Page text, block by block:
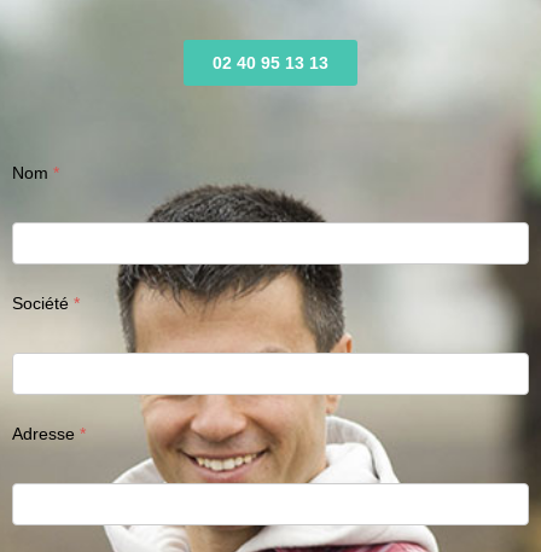
02 40 95 13 13
Nom
Société
Adresse